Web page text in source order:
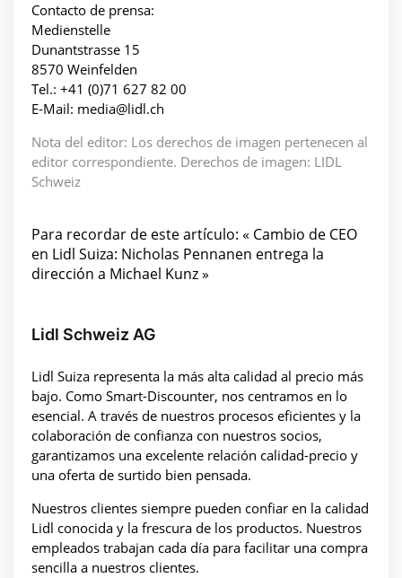
Contacto de prensa:
Medienstelle
Dunantstrasse 15
8570 Weinfelden
Tel.: +41 (0)71 627 82 00
E-Mail: media@lidl.ch
Nota del editor: Los derechos de imagen pertenecen al
editor correspondiente. Derechos de imagen: LIDL
Schweiz
Para recordar de este artículo: « Cambio de CEO
en Lidl Suiza: Nicholas Pennanen entrega la
dirección a Michael Kunz »
Lidl Schweiz AG
Lidl Suiza representa la más alta calidad al precio más
bajo. Como Smart-Discounter, nos centramos en lo
esencial. A través de nuestros procesos eficientes y la
colaboración de confianza con nuestros socios,
garantizamos una excelente relación calidad-precio y
una oferta de surtido bien pensada.
Nuestros clientes siempre pueden confiar en la calidad
Lidl conocida y la frescura de los productos. Nuestros
empleados trabajan cada día para facilitar una compra
sencilla a nuestros clientes.